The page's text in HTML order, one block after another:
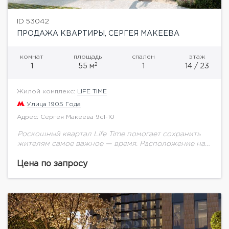
ID 53042
ПРОДАЖА КВАРТИРЫ, СЕРГЕЯ МАКЕЕВА
комнат
1
площадь
55 м2
спален
1
этаж
14 / 23
Жилой комплекс: LIFE TIME
Улица 1905 Года
Адрес: Сергея Макеева 9с1-10
Роскошный квартал Life Time помогает сохранить
жителям самое важное — время. Расположение на
Москвы и Сити. Самая полная инфраструктура:
Цена по запросу